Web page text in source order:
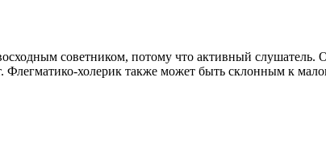
советником, потому что активный слушатель.
холерик также может быть склонным к